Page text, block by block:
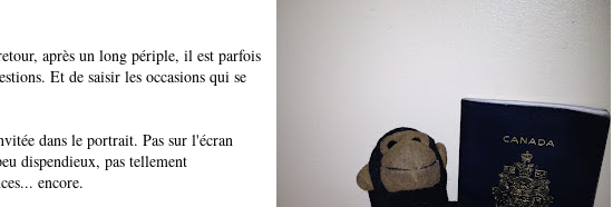
après un long périple, il est parfois
Et de saisir les occasions qui se
dans le portrait. Pas sur l'écran
dispendieux, pas tellement
encore.